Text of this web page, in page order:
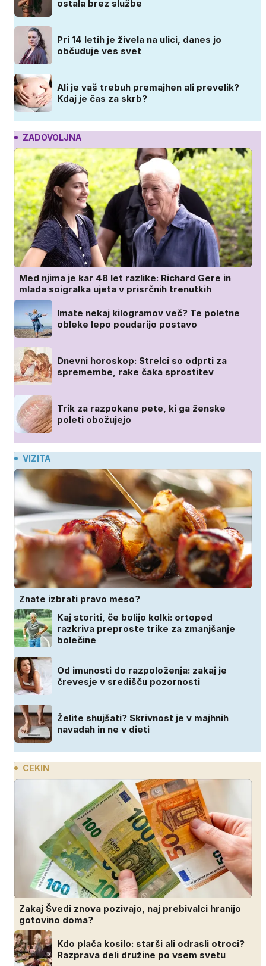
ostala brez službe
Pri 14 letih je živela na ulici, danes jo
občuduje ves svet
Ali je vaš trebuh premajhen ali prevelik?
Kdaj je čas za skrb?
ZADOVOLJNA
Med njima je kar 48 let razlike: Richard Gere in
mlada soigralka ujeta v prisrčnih trenutkih
Imate nekaj kilogramov več? Te poletne
obleke lepo poudarijo postavo
Dnevni horoskop: Strelci so odprti za
spremembe, rake čaka sprostitev
Trik za razpokane pete, ki ga ženske
poleti obožujejo
VIZITA
Znate izbrati pravo meso?
Kaj storiti, če bolijo kolki: ortoped
razkriva preproste trike za zmanjšanje
bolečine
Od imunosti do razpoloženja: zakaj je
črevesje v središču pozornosti
Želite shujšati? Skrivnost je v majhnih
navadah in ne v dieti
CEKIN
Zakaj Švedi znova pozivajo, naj prebivalci hranijo
gotovino doma?
Kdo plača kosilo: starši ali odrasli otroci?
Razprava deli družine po vsem svetu